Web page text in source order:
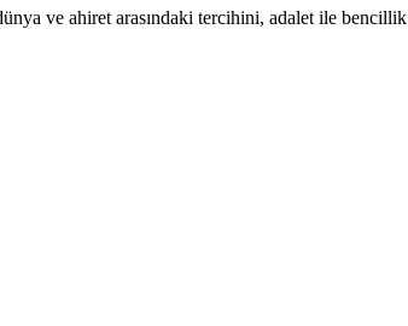
ve ahiret arasındaki tercihini, adalet ile